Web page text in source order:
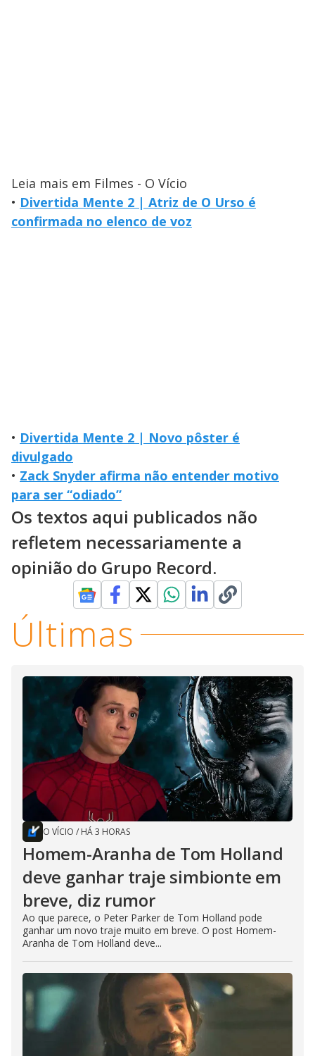
Leia mais em Filmes - O Vício
• Divertida Mente 2 | Atriz de O Urso é
confirmada no elenco de voz
• Divertida Mente 2 | Novo pôster é
divulgado
• Zack Snyder afirma não entender motivo
para ser “odiado”
Os textos aqui publicados não
refletem necessariamente a
opinião do Grupo Record.
Últimas
O VÍCIO / HÁ 3 HORAS
Homem-Aranha de Tom Holland
deve ganhar traje simbionte em
breve, diz rumor
Ao que parece, o Peter Parker de Tom Holland pode
ganhar um novo traje muito em breve. O post Homem-
Aranha de Tom Holland deve...